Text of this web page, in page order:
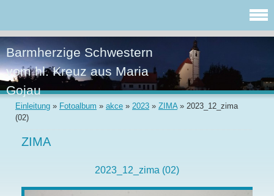
Barmherzige Schwestern
vom hl. Kreuz aus Maria
Gojau
Einleitung » Fotoalbum » akce » 2023 » ZIMA» 2023_12_zima
(02)
ZIMA
2023_12_zima (02)